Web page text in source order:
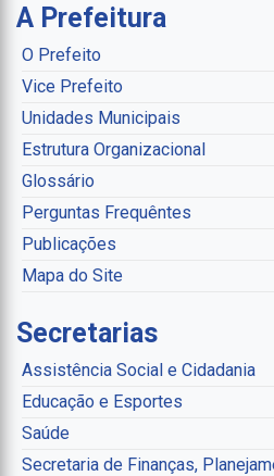
A Prefeitura
O Prefeito
Vice Prefeito
Unidades Municipais
Estrutura Organizacional
Glossário
Perguntas Frequêntes
Publicações
Mapa do Site
Secretarias
Assistência Social e Cidadania
Educação e Esportes
Saúde
Secretaria de Finanças,